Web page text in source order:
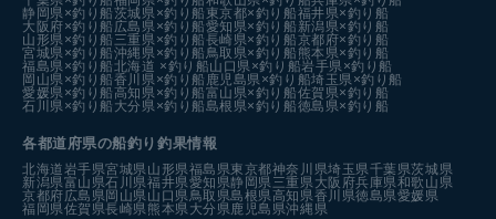
静岡県×釣り船茨城県×釣り船 東京都×釣り船福井県×釣り船
大阪府×釣り船 広島県×釣り船愛知県×釣り船 新潟県×釣り船
山形県×釣り船 三重県×釣り船長崎県×釣り船京都府×釣り船
宮城県×釣り船沖縄県×釣り船鳥取県×釣り船 熊本県×釣り船
福島県×釣り船北海道 ×釣り船山口県×釣り船岩手県×釣り船
岡山県×釣り船香川県×釣り船 鹿児島県×釣り船埼玉県×釣り船
愛媛県×釣り船高知県×釣り船富山県×釣り船佐賀県×釣り船
石川県×釣り船 大分県×釣り船島根県×釣り船徳島県×釣り船
各都道府県の船釣り釣果情報
北海道岩手県宮城県山形県福島県東京都神奈川県埼玉県千葉県茨城県
新潟県富山県石川県福井県愛知県静岡県三重県大阪府兵庫県和歌山県
京都府広島県岡山県山口県鳥取県島根県高知県香川県徳島県愛媛県
福岡県佐賀県長崎県熊本県大分県鹿児島県沖縄県